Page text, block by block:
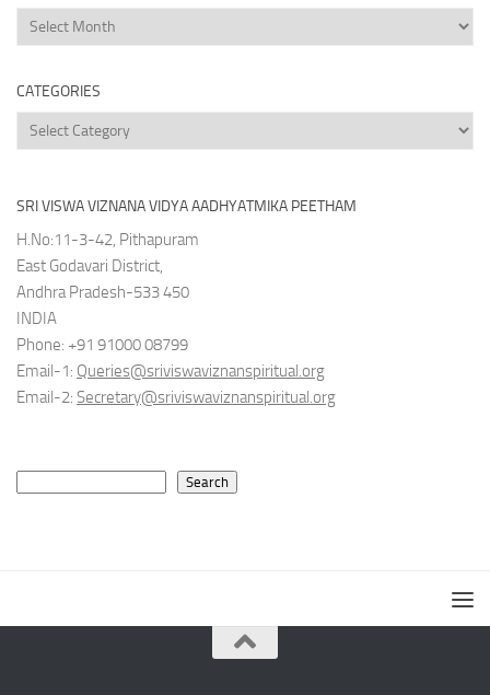
News
Archives
CATEGORIES
Categories
SRI VISWA VIZNANA VIDYA AADHYATMIKA PEETHAM
H.No:11-3-42, Pithapuram
East Godavari District,
Andhra Pradesh-533 450
INDIA
Phone: +91 91000 08799
Email-1: Queries@sriviswaviznanspiritual.org
Email-2: Secretary@sriviswaviznanspiritual.org
Search